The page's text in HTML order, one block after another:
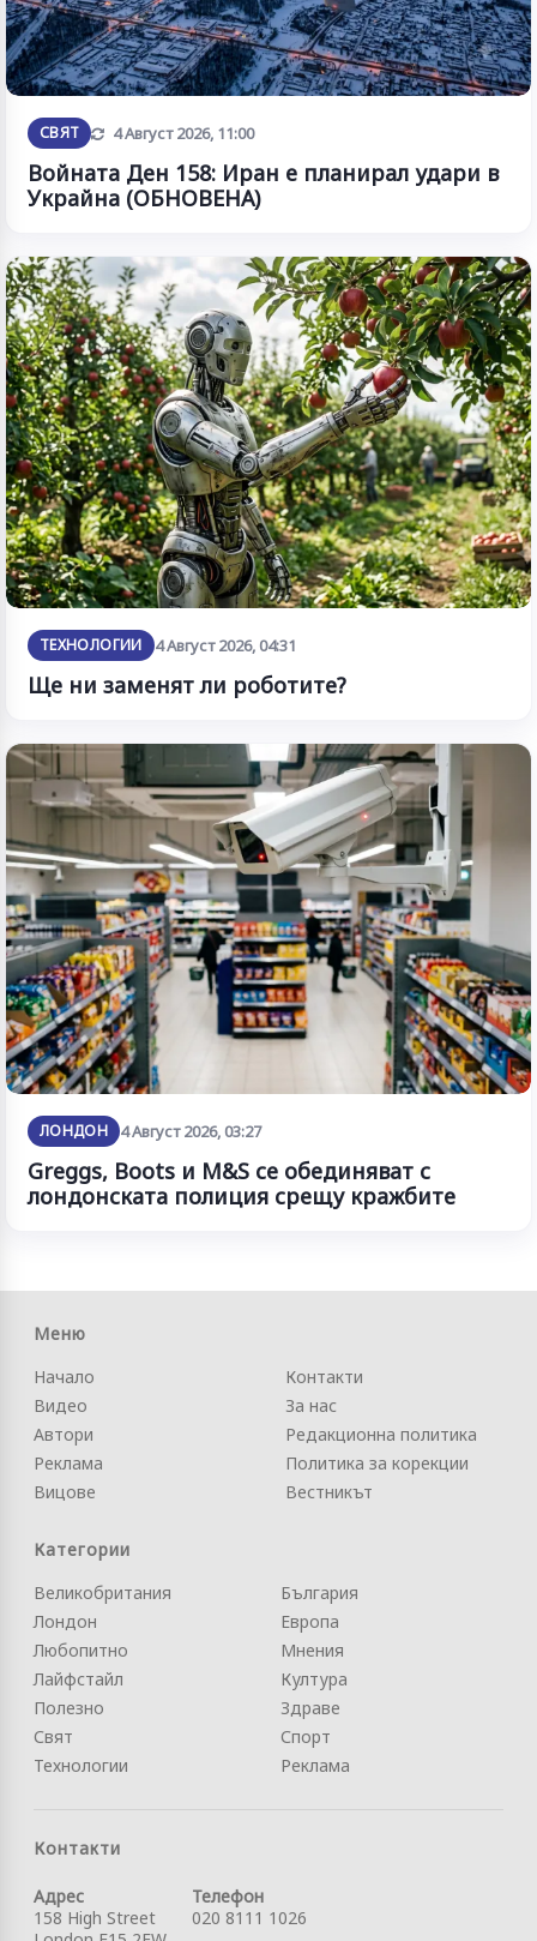
СВЯТ Обновена
4 Август 2026, 11:00
Войната Ден 158: Иран е планирал удари в
Украйна (ОБНОВЕНА)
ТЕХНОЛОГИИ 4 Август 2026, 04:31
Ще ни заменят ли роботите?
ЛОНДОН 4 Август 2026, 03:27
Greggs, Boots и M&S се обединяват с
лондонската полиция срещу кражбите
Меню
Начало
Видео
Автори
Реклама
Вицове
Контакти
За нас
Редакционна политика
Политика за корекции
Вестникът
Категории
Великобритания
Лондон
Любопитно
Лайфстайл
Полезно
Свят
Технологии
България
Европа
Мнения
Култура
Здраве
Спорт
Реклама
Контакти
Адрес
158 High Street
Телефон
020 8111 1026